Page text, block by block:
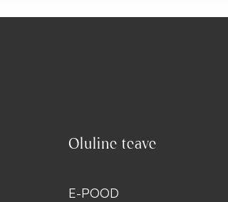
Oluline teave
E-POOD